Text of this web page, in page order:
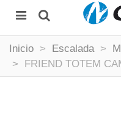
Inicio > Escalada >
>
FRIEND TOTEM